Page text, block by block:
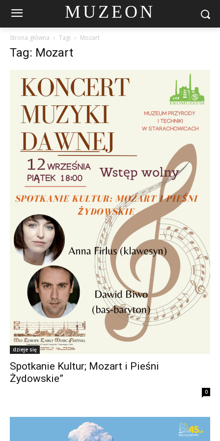
MUZEON
Strona główna Tagi Mozart
Tag: Mozart
dzieje się
Spotkanie Kultur; Mozart i Pieśni
Żydowskie”
0